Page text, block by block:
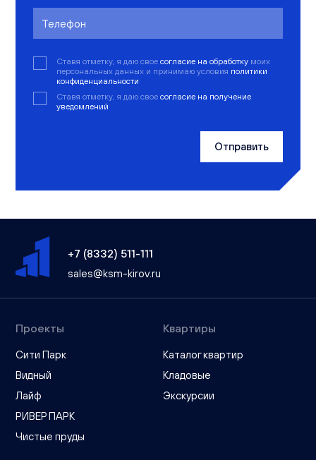
Ставя отметку, я даю свое согласие на обработку моих
персональных данных и принимаю условия политики
конфиденциальности
Ставя отметку, я даю свое согласие на получение
уведомлений
Отправить
+7 (8332) 511-111
sales@ksm-kirov.ru
Проекты
Сити Парк
Видный
Лайф
РИВЕР ПАРК
Чистые пруды
Квартиры
Каталог квартир
Кладовые
Экскурсии